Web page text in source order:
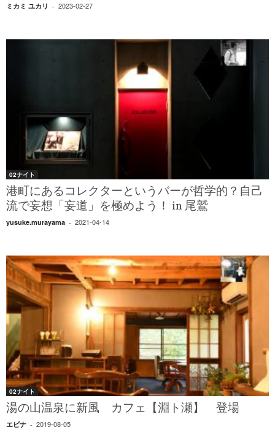
ミカミ ユカリ - 2023-02-27
02ナイト
港町にあるコレクターというバーが哲学的？自己
流で妄想「妄道」を極めよう！ in 尾鷲
yusuke.murayama - 2021-04-14
02ナイト
湯の山温泉に新風 カフェ【淵ト瀬】 登場
エビナ - 2019-08-05